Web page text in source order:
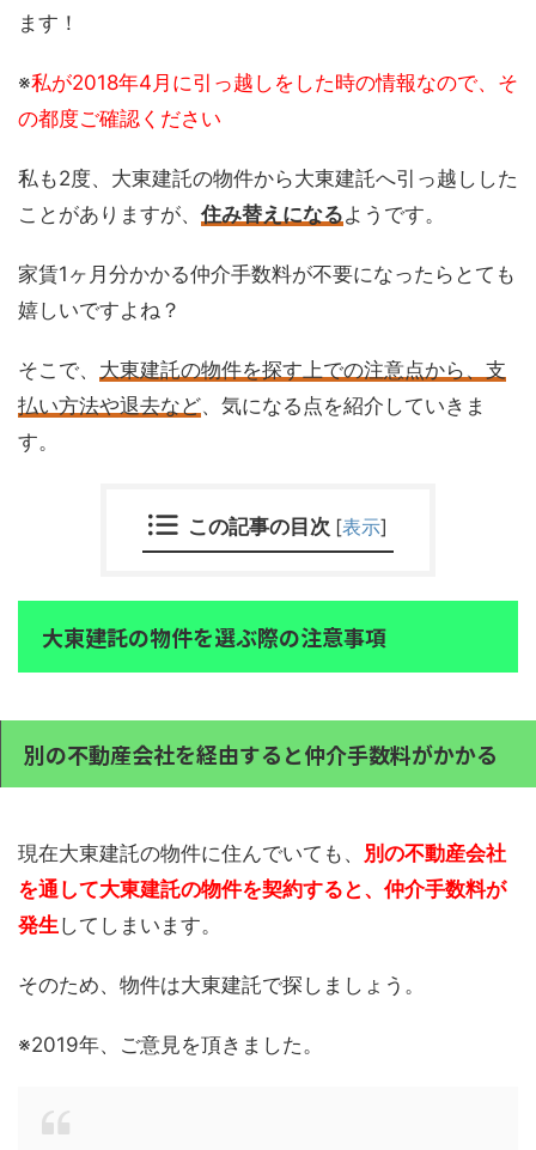
ます！
※私が2018年4月に引っ越しをした時の情報なので、そ
の都度ご確認ください
私も2度、大東建託の物件から大東建託へ引っ越しした
ことがありますが、 住み替えになるようです。
家賃1ヶ月分かかる仲介手数料が不要になったらとても
嬉しいですよね？
そこで、 大東建託の物件を探す上での注意点から、支
払い方法や退去など、気になる点を紹介していきま
す。
この記事の目次 [表示]
大東建託の物件を選ぶ際の注意事項
別の不動産会社を経由すると仲介手数料がかかる
現在大東建託の物件に住んでいても、 別の不動産会社
を通して大東建託の物件を契約すると、仲介手数料が
発生 してしまいます。
そのため、物件は大東建託で探しましょう。
※2019年、ご意見を頂きました。